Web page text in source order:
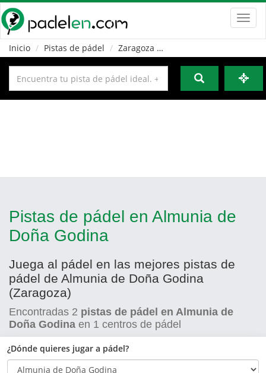
Inicio
Pistas de pádel Zaragoza
Pistas de pádel en Almunia de
Doña Godina
Juega al pádel en las mejores pistas de
pádel de Almunia de Doña Godina
(Zaragoza)
Encontradas 2 pistas de pádel en Almunia de
Doña Godina en 1 centros de pádel
¿Dónde quieres jugar a pádel?